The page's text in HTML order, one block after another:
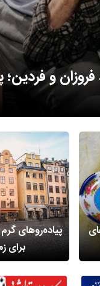
خشکی؛
پیاده‌روهای
برای